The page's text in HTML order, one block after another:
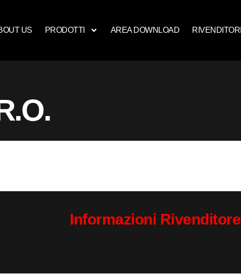
US PRODOTTI AREA DOWNLOAD RIVENDITORI
Informazioni Rivenditore